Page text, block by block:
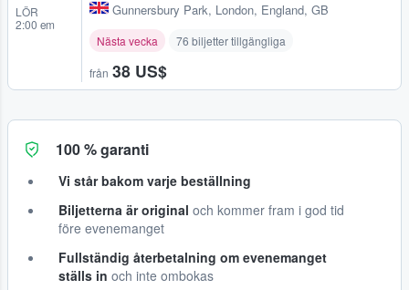
LÖR
2:00 em
Gunnersbury Park, London, England, GB
Nästa vecka 76 biljetter tillgängliga
från 38 US$
100 % garanti
Vi står bakom varje beställning
Biljetterna är original och kommer fram i god tid
före evenemanget
Fullständig återbetalning om evenemanget
ställs in och inte ombokas